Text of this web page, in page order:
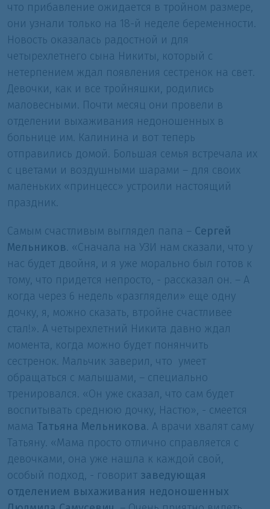
что прибавление ожидается в тройном размере,
они узнали только на 18-й неделе беременности.
Новость оказалась радостной и для
четырехлетнего сына Никиты, который с
нетерпением ждал появления сестренок на свет.
Девочки, как и все тройняшки, родились
маловесными. Почти месяц они провели в
отделении выхаживания недоношенных в
больнице им. Калинина и вот теперь
отправились домой. Большая семья встречала их
с цветами и воздушными шарами – для своих
маленьких «принцесс» устроили настоящий
праздник.
Самым счастливым выглядел папа – Сергей
Мельников. «Сначала на УЗИ нам сказали, что у
нас будет двойня, и я уже морально был готов к
тому, что придется непросто, - рассказал он. – А
когда через 6 недель «разглядели» еще одну
дочку, я, можно сказать, втройне счастливее
стал!». А четырехлетний Никита давно ждал
момента, когда можно будет понянчить
сестренок. Мальчик заверил, что умеет
обращаться с малышами, – специально
тренировался. «Он уже сказал, что сам будет
воспитывать среднюю дочку, Настю», - смеется
мама Татьяна Мельникова. А врачи хвалят саму
Татьяну. «Мама просто отлично справляется с
девочками, она уже нашла к каждой свой,
особый подход, - говорит заведующая
отделением выхаживания недоношенных